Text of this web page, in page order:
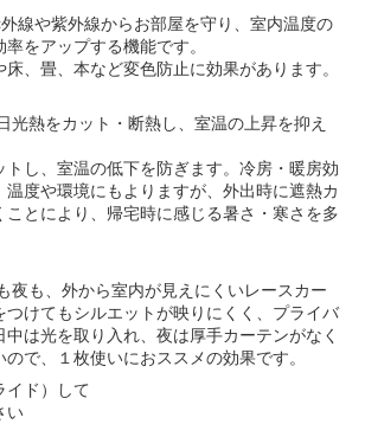
線や紫外線からお部屋を守り、室内温度の
をアップする機能です。
、畳、本など変色防止に効果があります。
光熱をカット・断熱し、室温の上昇を抑え
トし、室温の低下を防ぎます。冷房・暖房効
温度や環境にもよりますが、外出時に遮熱カ
ことにより、帰宅時に感じる暑さ・寒さを多
夜も、外から室内が見えにくいレースカー
つけてもシルエットが映りにくく、プライバ
は光を取り入れ、夜は厚手カーテンがなく
で、１枚使いにおススメの効果です。
イド）して
い